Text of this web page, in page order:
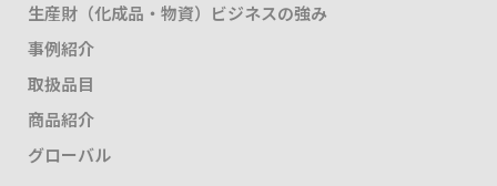
生産財（化成品・物資）ビジネスの強み
事例紹介
取扱品目
商品紹介
グローバル